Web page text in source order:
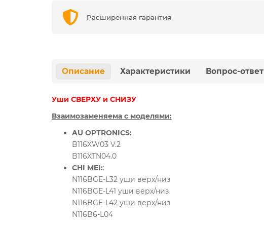
Расширенная гарантия
Описание Характеристики Вопрос-ответ
Уши СВЕРХУ и СНИЗУ
Взаимозаменяема с моделями:
AU OPTRONICS:
B116XW03 V.2
B116XTN04.0
CHI MEI::
N116BGE-L32 уши верх/низ
N116BGE-L41 уши верх/низ
N116BGE-L42 уши верх/низ
N116B6-L04